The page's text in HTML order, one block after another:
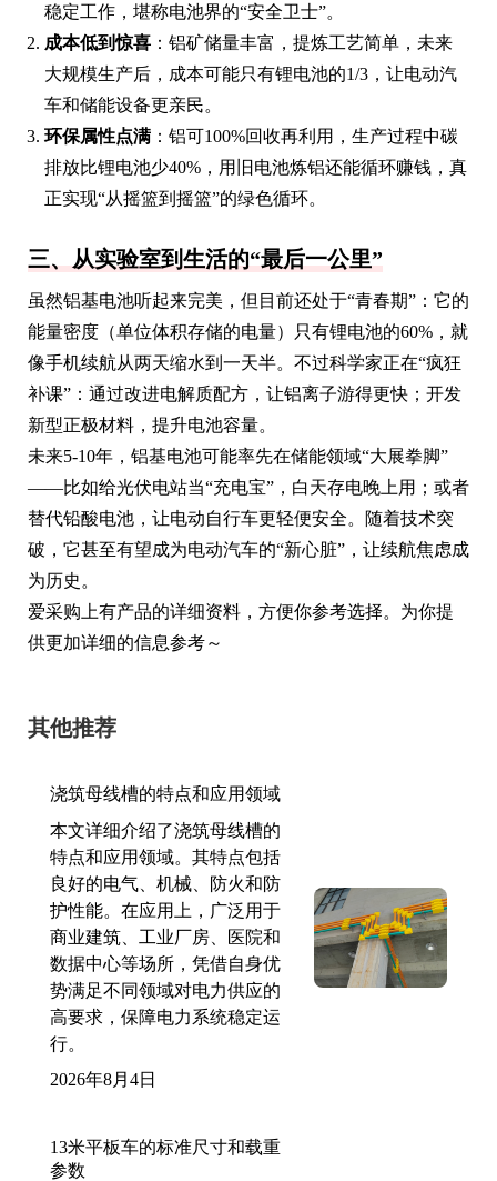
稳定工作，堪称电池界的“安全卫士”。
成本低到惊喜 ：铝矿储量丰富，提炼工艺简单，未来
大规模生产后，成本可能只有锂电池的1/3，让电动汽
车和储能设备更亲民。
环保属性点满 ：铝可100%回收再利用，生产过程中碳
排放比锂电池少40%，用旧电池炼铝还能循环赚钱，真
正实现“从摇篮到摇篮”的绿色循环。
三、从实验室到生活的“最后一公里”
虽然铝基电池听起来完美，但目前还处于“青春期”：它的
能量密度（单位体积存储的电量）只有锂电池的60%，就
像手机续航从两天缩水到一天半。不过科学家正在“疯狂
补课”：通过改进电解质配方，让铝离子游得更快；开发
新型正极材料，提升电池容量。
未来5-10年，铝基电池可能率先在储能领域“大展拳脚”
——比如给光伏电站当“充电宝”，白天存电晚上用；或者
替代铅酸电池，让电动自行车更轻便安全。随着技术突
破，它甚至有望成为电动汽车的“新心脏”，让续航焦虑成
为历史。
爱采购上有产品的详细资料，方便你参考选择。为你提
供更加详细的信息参考～
其他推荐
浇筑母线槽的特点和应用领域
本文详细介绍了浇筑母线槽的
特点和应用领域。其特点包括
良好的电气、机械、防火和防
护性能。在应用上，广泛用于
商业建筑、工业厂房、医院和
数据中心等场所，凭借自身优
势满足不同领域对电力供应的
高要求，保障电力系统稳定运
行。
2026年8月4日
13米平板车的标准尺寸和载重
参数